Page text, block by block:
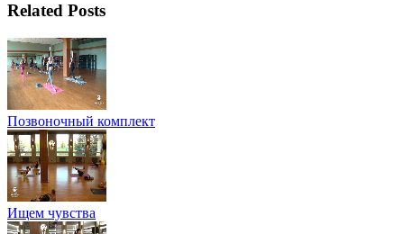
Related Posts
Позвоночный комплект
Ищем чувства